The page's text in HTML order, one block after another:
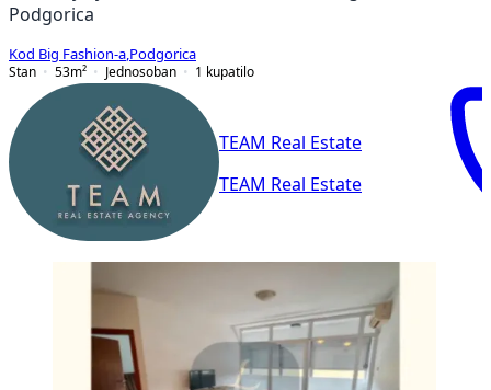
Podgorica
Kod Big Fashion-a Podgorica
Stan
53m² Jednosoban 1 kupatilo
TEAM Real Estate
TEAM Real Estate